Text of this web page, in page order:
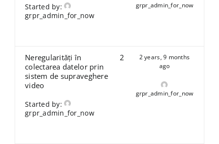
Started by:
grpr_admin_for_now
grpr_admin_for_now
Neregularități în
colectarea datelor prin
sistem de supraveghere
video
Started by:
grpr_admin_for_now
2
2 years, 9 months
ago
grpr_admin_for_now